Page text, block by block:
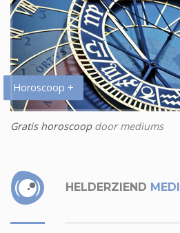
Horoscoop +
Gratis horoscoopdoor mediums
HELDERZIEND